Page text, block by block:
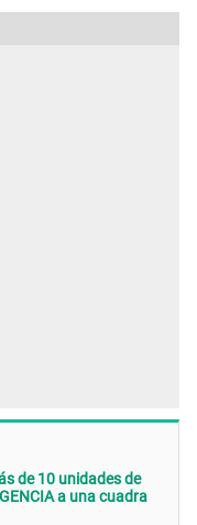
de 10 unidades de
a una cuadra